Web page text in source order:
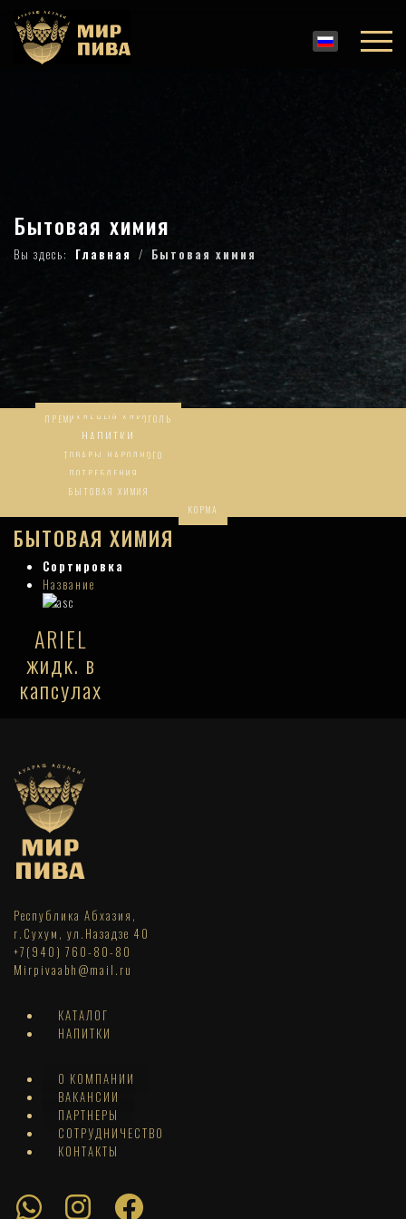
Бытовая химия
Вы здесь: Главная Бытовая химия
ПРЕМИАЛЬНЫЙ АЛКОГОЛЬ
НАПИТКИ
ТОВАРЫ НАРОДНОГО
ПОТРЕБЛЕНИЯ
БЫТОВАЯ ХИМИЯ
КОРМА
БЫТОВАЯ ХИМИЯ
Сортировка
Название
ARIEL
жидк. в
капсулах
Республика Абхазия,
г.Сухум, ул.Назадзе 40
+7(940) 760-80-80
Mirpivaabh@mail.ru
КАТАЛОГ
НАПИТКИ
О КОМПАНИИ
ВАКАНСИИ
ПАРТНЕРЫ
СОТРУДНИЧЕСТВО
КОНТАКТЫ